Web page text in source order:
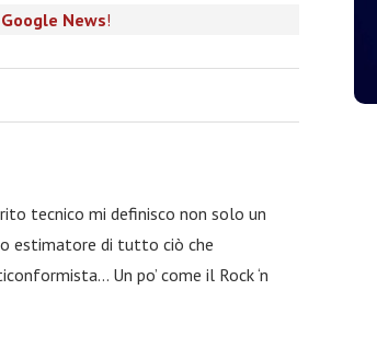
Google News!
tecnico mi definisco non solo un
estimatore di tutto ciò che
Un po’ come il Rock ‘n